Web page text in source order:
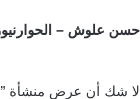
حسن علوش –